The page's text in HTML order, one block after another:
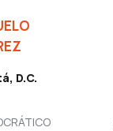
D.C.